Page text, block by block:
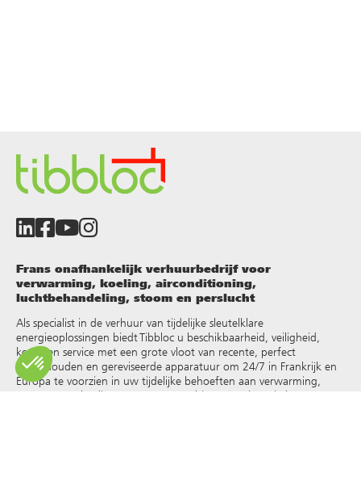
Frans onafhankelijk verhuurbedrijf voor
verwarming, koeling, airconditioning,
luchtbehandeling, stoom en perslucht
Als specialist in de verhuur van tijdelijke sleutelklare
energieoplossingen biedt Tibbloc u beschikbaarheid, veiligheid,
keuze en service met een grote vloot van recente, perfect
onderhouden en gereviseerde apparatuur om 24/7 in Frankrijk en
Europa te voorzien in uw tijdelijke behoeften aan verwarming,
warm water, koeling, stoom, oververhit water, thermische